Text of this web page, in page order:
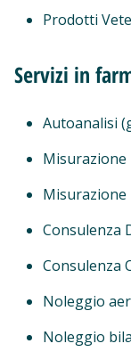
Prodotti
Servizi in
Autoanalisi
Misurazione
Misurazione
Consulenza
Consulenza
Noleggio
Noleggio